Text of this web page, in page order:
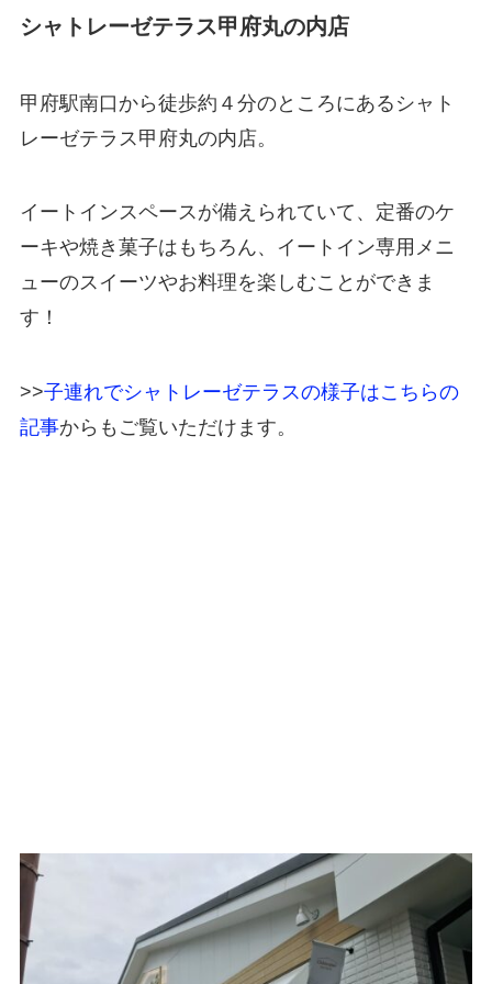
シャトレーゼテラス甲府丸の内店
甲府駅南口から徒歩約４分のところにあるシャト
レーゼテラス甲府丸の内店。
イートインスペースが備えられていて、定番のケ
ーキや焼き菓子はもちろん、イートイン専用メニ
ューのスイーツやお料理を楽しむことができま
す！
>>子連れでシャトレーゼテラスの様子はこちらの
記事からもご覧いただけます。